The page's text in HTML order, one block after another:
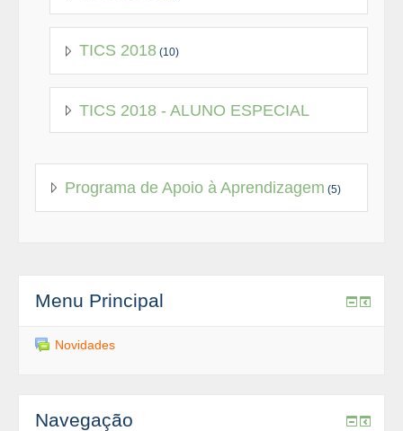
TICS 2018 (10)
TICS 2018 - ALUNO ESPECIAL
Programa de Apoio à Aprendizagem (5)
Menu Principal
Novidades
Navegação